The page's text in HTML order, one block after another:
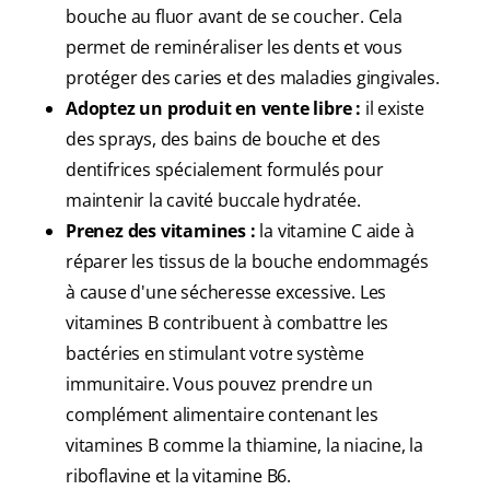
bouche au fluor avant de se coucher. Cela
permet de reminéraliser les dents et vous
protéger des caries et des maladies gingivales.
Adoptez un produit en vente libre : il existe
des sprays, des bains de bouche et des
dentifrices spécialement formulés pour
maintenir la cavité buccale hydratée.
Prenez des vitamines : la vitamine C aide à
réparer les tissus de la bouche endommagés
à cause d'une sécheresse excessive. Les
vitamines B contribuent à combattre les
bactéries en stimulant votre système
immunitaire. Vous pouvez prendre un
complément alimentaire contenant les
vitamines B comme la thiamine, la niacine, la
riboflavine et la vitamine B6.